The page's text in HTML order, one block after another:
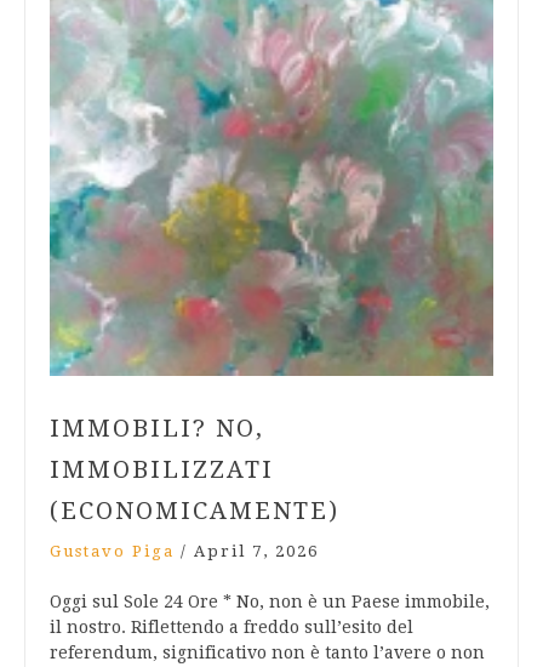
IMMOBILI? NO,
IMMOBILIZZATI
(ECONOMICAMENTE)
Gustavo Piga / April 7, 2026
Oggi sul Sole 24 Ore * No, non è un Paese immobile,
il nostro. Riflettendo a freddo sull’esito del
referendum, significativo non è tanto l’avere o non